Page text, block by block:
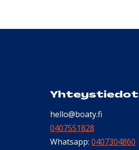
Yhteystiedot
hello@boaty.fi
0407551828
Whatsapp: 0407304860